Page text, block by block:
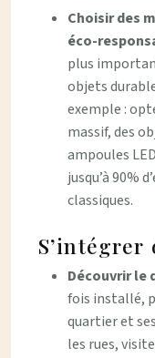
Choisir des
éco-
plus
objets
exemple :
massif, des
ampoules
jusqu’à 90%
classiques.
S’intégrer
Découvrir le
fois installé,
quartier et
les rues,